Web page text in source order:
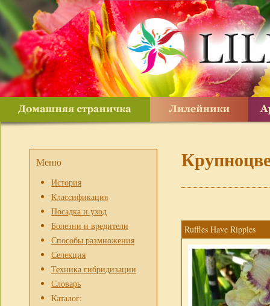
Меню
История
Классификация
Посадка и уход
Болезни и вредители
Способы размножения
Селекция
Техника гибридизации
Словарь
Каталог:
Ruffles Have Ripples